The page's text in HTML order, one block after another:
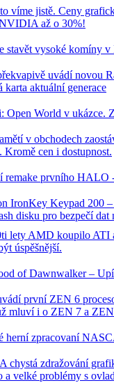
víme jistě. Ceny
až o 30%!
stavět vysoké komíny
uvádí novou
karta aktuální generace
Open World v ukázce.
v obchodech
Kromě cen i dostupnost.
remake prvního HALO
IronKey Keypad 200
disku pro bezpečí dat
lety AMD koupilo ATI
úspěšnější.
of Dawnwalker –
první ZEN 6
mluví i o ZEN 7 a
herní zpracovaní
chystá zdražování
a velké problémy s